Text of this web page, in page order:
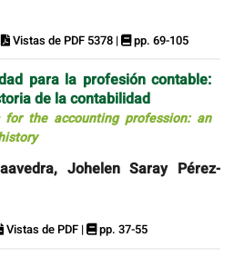
Vistas de PDF 5378 | pp. 69-105
para la profesión contable:
de la contabilidad
for the accounting profession: an
Johelen Saray Pérez-
Vistas de PDF | pp. 37-55